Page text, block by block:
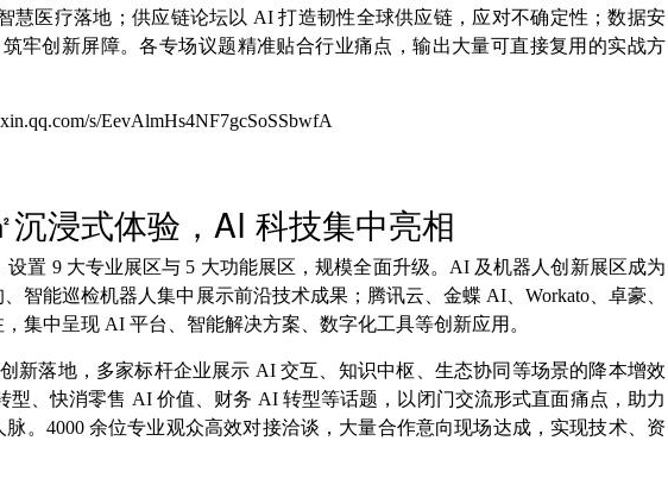
慧医疗落地；供应链论坛以 AI 打造韧性全球供应链，应对不确定性；数据安
牢创新屏障。各专场议题精准贴合行业痛点，输出大量可直接复用的实战方
s/EevAlmHs4NF7gcSoSSbwfA
浸式体验，AI 科技集中亮相
设置 9 大专业展区与 5 大功能展区，规模全面升级。AI 及机器人创新展区成为
智能巡检机器人集中展示前沿技术成果；腾讯云、金蝶 AI、Workato、卓豪、
集中呈现 AI 平台、智能解决方案、数字化工具等创新应用。
新落地，多家标杆企业展示 AI 交互、知识中枢、生态协同等场景的降本增效
型、快消零售 AI 价值、财务 AI 转型等话题，以闭门交流形式直面痛点，助力
。4000 余位专业观众高效对接洽谈，大量合作意向现场达成，实现技术、资